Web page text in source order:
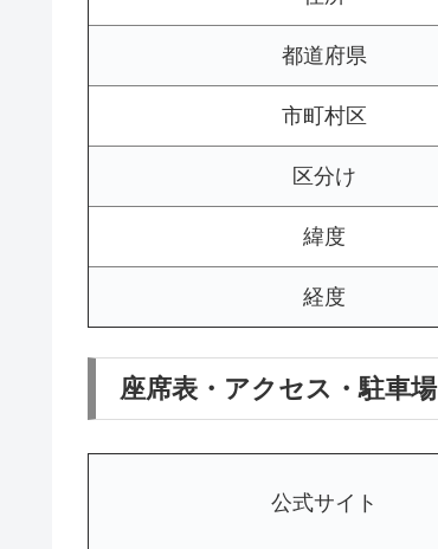
都道府県
市町村区
区分け
緯度
経度
座席表・アクセス・駐車場
公式サイト